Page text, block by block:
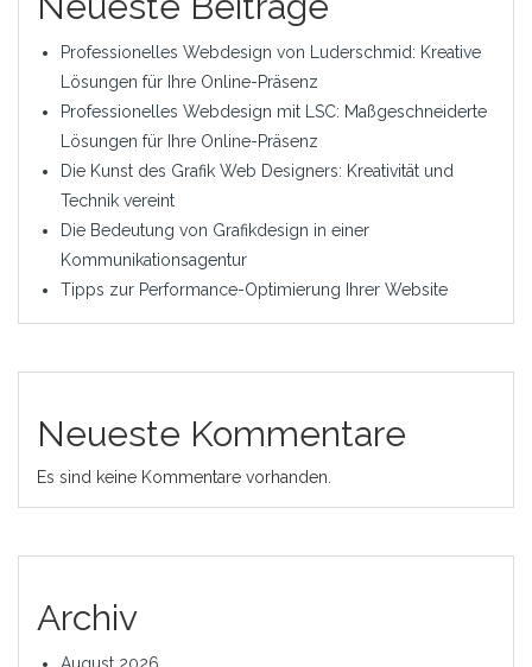
Professionelles Webdesign von Luderschmid: Kreative
Lösungen für Ihre Online-Präsenz
Professionelles Webdesign mit LSC: Maßgeschneiderte
Lösungen für Ihre Online-Präsenz
Die Kunst des Grafik Web Designers: Kreativität und
Technik vereint
Die Bedeutung von Grafikdesign in einer
Kommunikationsagentur
Tipps zur Performance-Optimierung Ihrer Website
Neueste Kommentare
Es sind keine Kommentare vorhanden.
Archiv
August 2026